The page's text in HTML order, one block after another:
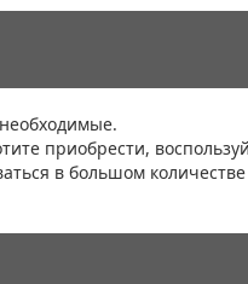
приобрести,
в большом